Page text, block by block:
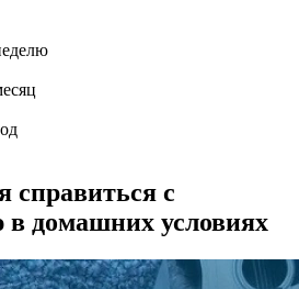
справиться с
в домашних условиях